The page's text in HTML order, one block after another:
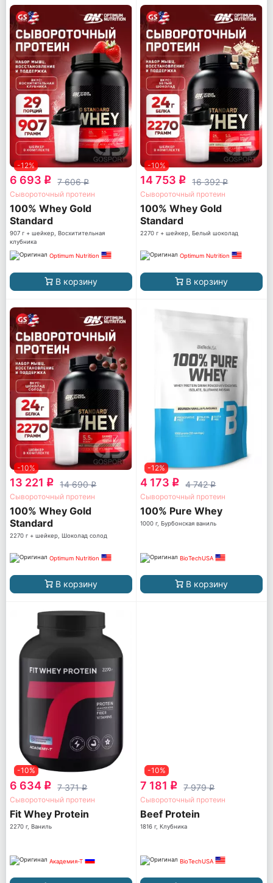
-12%
6 693 q 7 606q
Сывороточный протеин
100% Whey Gold
Standard
907 г + шейкер, Восхитительная
клубника
Optimum Nutrition
В корзину
-10%
14 753 q 16 392q
Сывороточный протеин
100% Whey Gold
Standard
2270 г + шейкер, Белый шоколад
Optimum Nutrition
В корзину
-10%
13 221 q 14 690q
Сывороточный протеин
100% Whey Gold
Standard
2270 г + шейкер, Шоколад солод
Optimum Nutrition
В корзину
-12%
4 173 q 4 742q
Сывороточный протеин
100% Pure Whey
1000 г, Бурбонская ваниль
BioTechUSA
В корзину
-10%
6 634 q 7 371q
Сывороточный протеин
Fit Whey Protein
2270 г, Ваниль
Академия-Т
-10%
7 181 q 7 979q
Сывороточный протеин
Beef Protein
1816 г, Клубника
BioTechUSA